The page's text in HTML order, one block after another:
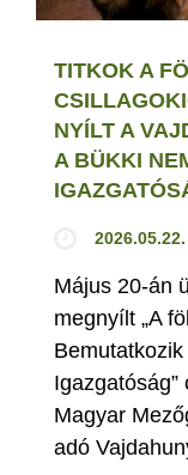
TITKOK A
NYÍLT A
A BÜKKI
Május 20-án
megnyílt „A
Magyar
adó